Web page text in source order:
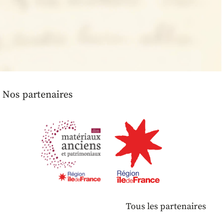
Nos partenaires
Tous les partenaires